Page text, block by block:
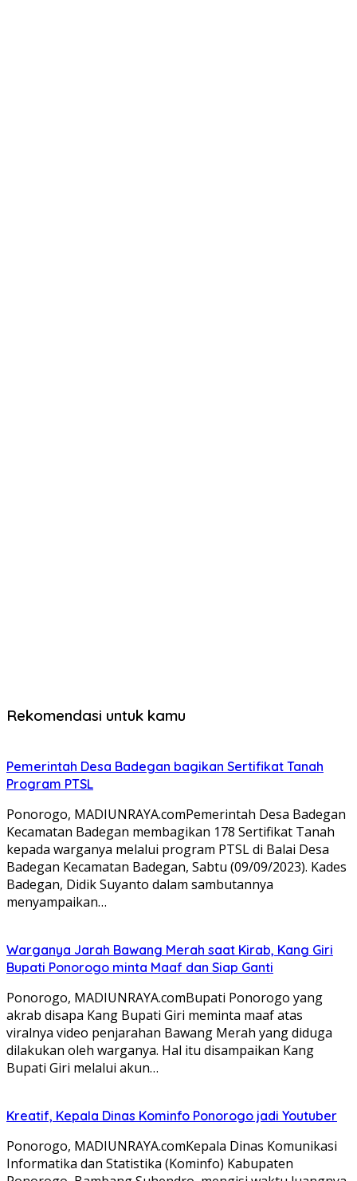
Rekomendasi untuk kamu
Pemerintah Desa Badegan bagikan Sertifikat Tanah
Program PTSL
Ponorogo, MADIUNRAYA.comPemerintah Desa Badegan
Kecamatan Badegan membagikan 178 Sertifikat Tanah
kepada warganya melalui program PTSL di Balai Desa
Badegan Kecamatan Badegan, Sabtu (09/09/2023). Kades
Badegan, Didik Suyanto dalam sambutannya
menyampaikan…
Warganya Jarah Bawang Merah saat Kirab, Kang Giri
Bupati Ponorogo minta Maaf dan Siap Ganti
Ponorogo, MADIUNRAYA.comBupati Ponorogo yang
akrab disapa Kang Bupati Giri meminta maaf atas
viralnya video penjarahan Bawang Merah yang diduga
dilakukan oleh warganya. Hal itu disampaikan Kang
Bupati Giri melalui akun…
Kreatif, Kepala Dinas Kominfo Ponorogo jadi Youtuber
Ponorogo, MADIUNRAYA.comKepala Dinas Komunikasi
Informatika dan Statistika (Kominfo) Kabupaten